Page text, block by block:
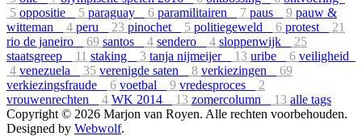
5 oppositie 5 paraguay 6 paramilitairen 7 paus 9 pauw &
witteman
4 peru 23 pinochet 5 politiegeweld 6 protest
21
rio de janeiro
69 santos 4 sendero 4 sloppenwijk
25
staatsgreep
11 staking 3 tanja nijmeijer 13 uribe 6 veiligheid
4 venezuela 35 verenigde saten 8 verkiezingen
69
verkiezingsfraude
6 voetbal 9 vredesproces
2
vrouwenrechten
4 WK 2014 13 zomercolumn 13 alle tags
Copyright © 2026 Marjon van Royen. Alle rechten voorbehouden.
Designed by Webwolf.